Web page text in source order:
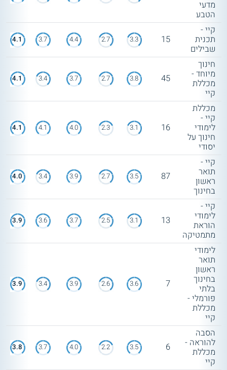
מדעי
הטבע
קיי -
תכנית
שבילים
15
3.3
2.7
4.4
3.7
4.1
חינוך
מיוחד -
מכללת
קיי
45
3.8
2.7
3.7
3.4
4.1
מכללת
קיי -
לימודי
חינוך על
יסודי
16
3.1
2.3
4.0
4.1
4.1
קיי -
תואר
ראשון
בחינוך
87
3.5
2.7
3.9
3.4
4.0
קיי -
לימודי
הוראת
מתמטיקה
13
3.1
2.5
3.7
3.6
3.9
לימודי
תואר
ראשון
בחינוך
בלתי
פורמלי -
מכללת
קיי
7
3.6
2.6
3.9
3.4
3.9
הסבה
להוראה -
מכללת
קיי
6
3.5
2.2
4.0
3.7
3.8